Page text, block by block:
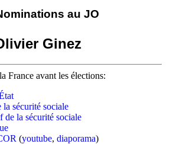
au JO
Ginez
France avant les élections:
la sécurité sociale
de la sécurité sociale
(youtube, diaporama)